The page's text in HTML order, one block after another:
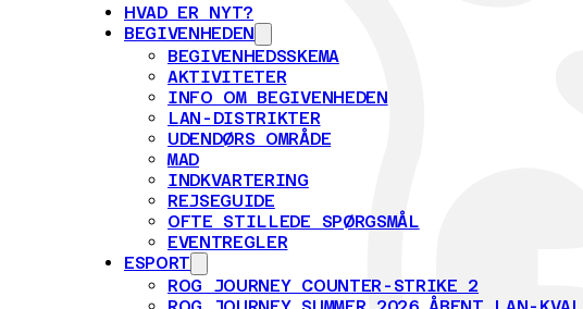
HVAD ER NYT?
BEGIVENHEDEN
BEGIVENHEDSSKEMA
AKTIVITETER
INFO OM BEGIVENHEDEN
LAN-DISTRIKTER
UDENDØRS OMRÅDE
MAD
INDKVARTERING
REJSEGUIDE
OFTE STILLEDE SPØRGSMÅL
EVENTREGLER
ESPORT
ROG JOURNEY COUNTER-STRIKE 2